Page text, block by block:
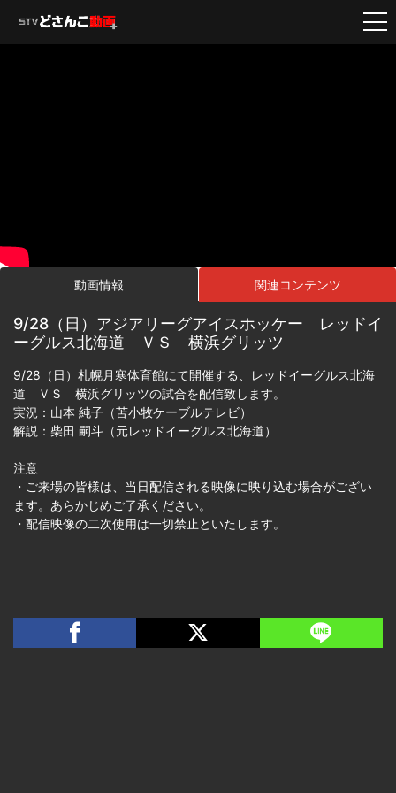
動画情報 関連コンテンツ
9/28（日）アジアリーグアイスホッケー レッドイ
ーグルス北海道 ＶＳ 横浜グリッツ
9/28（日）札幌月寒体育館にて開催する、レッドイーグルス北海
道 ＶＳ 横浜グリッツの試合を配信致します。
実況：山本 純子（苫小牧ケーブルテレビ）
解説：柴田 嗣斗（元レッドイーグルス北海道）
注意
・ご来場の皆様は、当日配信される映像に映り込む場合がござい
ます。あらかじめご了承ください。
・配信映像の二次使用は一切禁止といたします。